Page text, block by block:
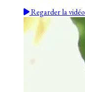
Regarder la vidéo